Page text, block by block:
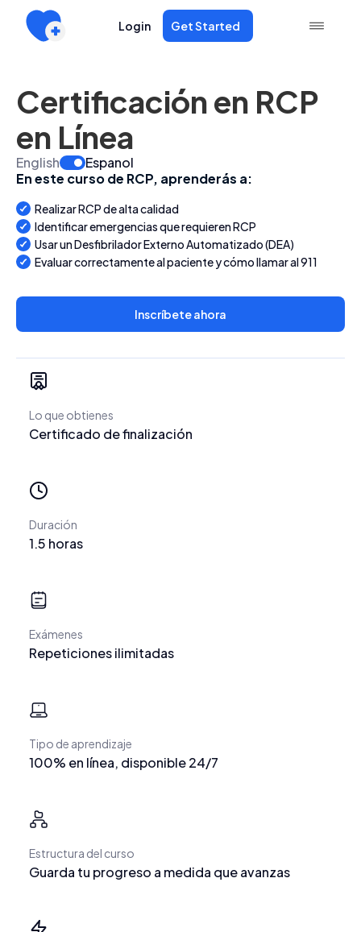
Login Get Started
Certificación en RCP
en Línea
English
Espanol
En este curso de RCP, aprenderás a:
Realizar RCP de alta calidad
Identificar emergencias que requieren RCP
Usar un Desfibrilador Externo Automatizado (DEA)
Evaluar correctamente al paciente y cómo llamar al 911
Inscríbete ahora
Lo que obtienes
Certificado de finalización
Duración
1.5 horas
Exámenes
Repeticiones ilimitadas
Tipo de aprendizaje
100% en línea, disponible 24/7
Estructura del curso
Guarda tu progreso a medida que avanzas